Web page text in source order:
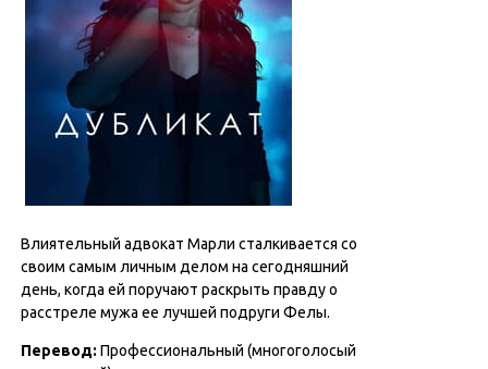
Влиятельный адвокат Марли сталкивается со
своим самым личным делом на сегодняшний
день, когда ей поручают раскрыть правду о
расстреле мужа ее лучшей подруги Фелы.
Перевод: Профессиональный (многоголосый